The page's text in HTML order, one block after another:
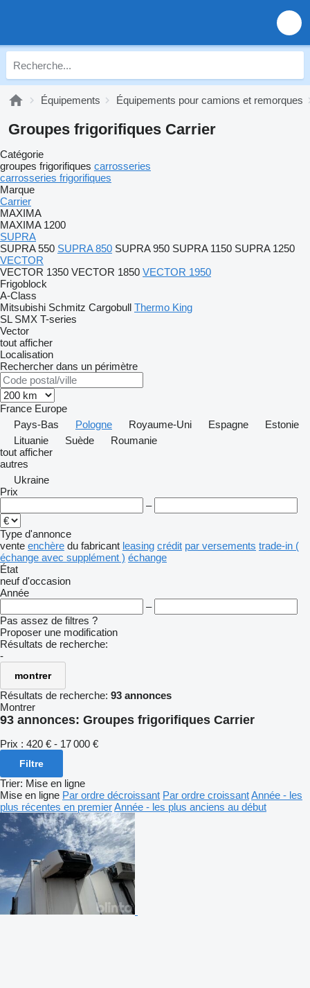
Équipements Équipements pour camions et remorques
Groupes frigorifiques Carrier
Catégorie
groupes frigorifiques carrosseries
carrosseries frigorifiques
Marque
Carrier
MAXIMA
MAXIMA 1200
SUPRA
SUPRA 550 SUPRA 850 SUPRA 950 SUPRA 1150 SUPRA 1250
VECTOR
VECTOR 1350 VECTOR 1850 VECTOR 1950
Frigoblock
A-Class
Mitsubishi Schmitz Cargobull Thermo King
SL SMX T-series
Vector
tout afficher
Localisation
Rechercher dans un périmètre
France Europe
Pays-Bas
Pologne Royaume-Uni Espagne
Estonie
Lituanie
Suède
Roumanie
tout afficher
autres
Ukraine
Prix
–
Type d'annonce
vente enchère du fabricant leasing crédit par versements trade-in (
échange avec supplément ) échange
État
neuf d'occasion
Année
–
Pas assez de filtres ?
Proposer une modification
Résultats de recherche:
-
montrer
Résultats de recherche: 93 annonces
Montrer
93 annonces: Groupes frigorifiques Carrier
Prix : 420 € - 17 000 €
Filtre
Trier: Mise en ligne
Mise en ligne Par ordre décroissant Par ordre croissantAnnée - les
plus récentes en premierAnnée - les plus anciens au début